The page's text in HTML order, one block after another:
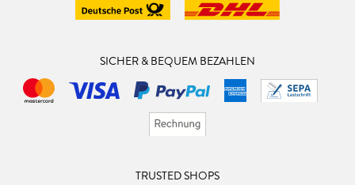
SICHER & BEQUEM BEZAHLEN
TRUSTED SHOPS